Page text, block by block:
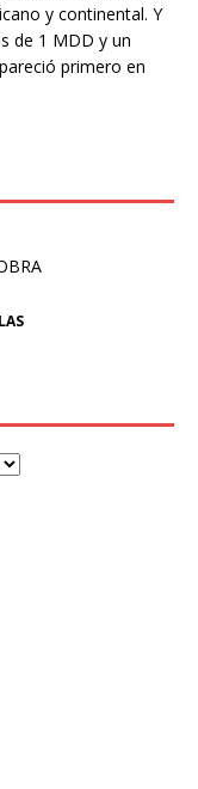
y continental. Y
de 1 MDD y un
primero en